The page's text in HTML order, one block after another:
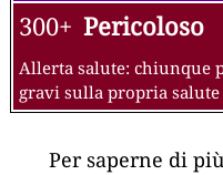
300+ Pericoloso
Allerta salute: chiunque
gravi sulla propria salute
Per saperne di